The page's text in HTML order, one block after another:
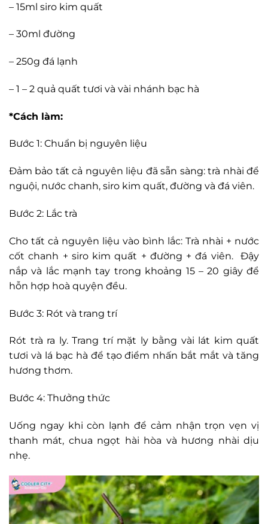
– 15ml siro kim quất
– 30ml đường
– 250g đá lạnh
– 1 – 2 quả quất tươi và vài nhánh bạc hà
*Cách làm:
Bước 1: Chuẩn bị nguyên liệu
Đảm bảo tất cả nguyên liệu đã sẵn sàng: trà nhài để
nguội, nước chanh, siro kim quất, đường và đá viên.
Bước 2: Lắc trà
Cho tất cả nguyên liệu vào bình lắc: Trà nhài + nước
cốt chanh + siro kim quất + đường + đá viên. Đậy
nắp và lắc mạnh tay trong khoảng 15 – 20 giây để
hỗn hợp hoà quyện đều.
Bước 3: Rót và trang trí
Rót trà ra ly. Trang trí mặt ly bằng vài lát kim quất
tươi và lá bạc hà để tạo điểm nhấn bắt mắt và tăng
hương thơm.
Bước 4: Thưởng thức
Uống ngay khi còn lạnh để cảm nhận trọn vẹn vị
thanh mát, chua ngọt hài hòa và hương nhài dịu
nhẹ.